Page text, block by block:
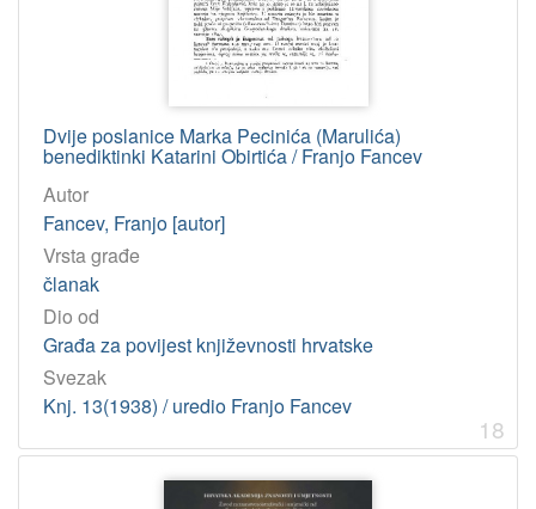
Dvije poslanice Marka Pecinića (Marulića)
benediktinki Katarini Obirtića / Franjo Fancev
Autor
Fancev, Franjo [autor]
Vrsta građe
članak
Dio od
Građa za povijest književnosti hrvatske
Svezak
Knj. 13(1938) / uredio Franjo Fancev
18